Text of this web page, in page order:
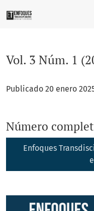
Vol. 3 Núm. 1
Publicado 20 enero
Número
Enfoques